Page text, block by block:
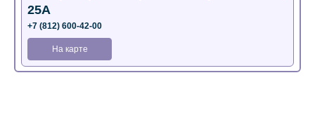
25А
+7 (812) 600-42-00
На карте